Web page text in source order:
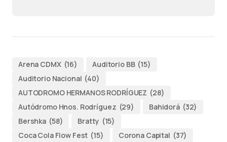
Arena CDMX (16) Auditorio BB (15)
Auditorio Nacional (40)
AUTODROMO HERMANOS RODRÍGUEZ (28)
Autódromo Hnos. Rodríguez (29) Bahidorá (32)
Bershka (58) Bratty (15)
Coca Cola Flow Fest (15) Corona Capital (37)